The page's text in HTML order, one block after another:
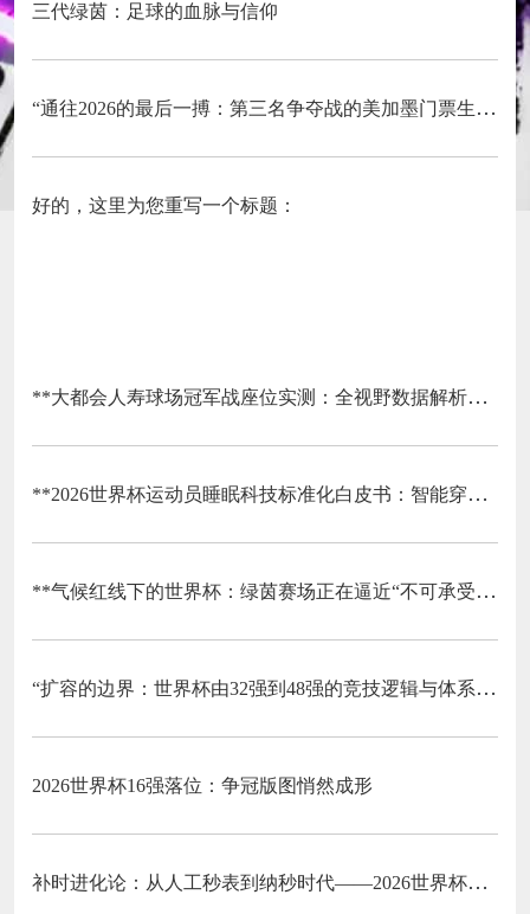
三代绿茵：足球的血脉与信仰
“通往2026的最后一搏：第三名争夺战的美加墨门票生死局”
好的，这里为您重写一个标题：
**大都会人寿球场冠军战座位实测：全视野数据解析与等级精准评估**
**2026世界杯运动员睡眠科技标准化白皮书：智能穿戴监测标准与认证体系框架**
**气候红线下的世界杯：绿茵赛场正在逼近“不可承受之热”**
“扩容的边界：世界杯由32强到48强的竞技逻辑与体系重塑”
2026世界杯16强落位：争冠版图悄然成形
补时进化论：从人工秒表到纳秒时代——2026世界杯计时规则展望